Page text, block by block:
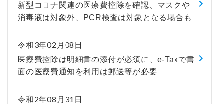
新型コロナ関連の医療費控除を確認、マスクや
消毒液は対象外、PCR検査は対象となる場合も
令和3年02月08日
医療費控除は明細書の添付が必須に、e-Taxで書
面の医療費通知を利用は郵送等が必要
令和2年08月31日